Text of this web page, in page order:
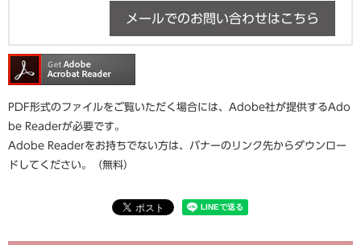
メールでのお問い合わせはこちら
PDF形式のファイルをご覧いただく場合には、Adobe社が提供するAdo
be Readerが必要です。
Adobe Readerをお持ちでない方は、バナーのリンク先からダウンロー
ドしてください。（無料）